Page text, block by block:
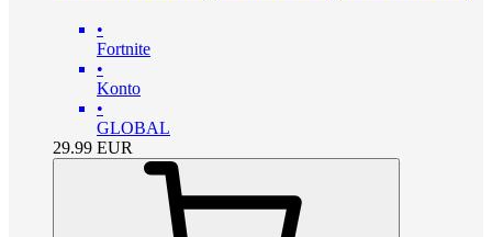
•
Fortnite
•
Konto
•
GLOBAL
29.99 EUR